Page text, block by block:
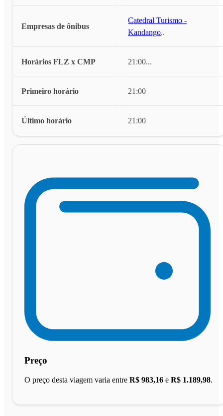
Empresas de ônibus
Catedral Turismo -
Kandango...
Horários FLZ x CMP 21:00...
Primeiro horário 21:00
Último horário 21:00
Preço
O preço desta viagem varia entre R$ 983,16 e R$ 1.189,98.